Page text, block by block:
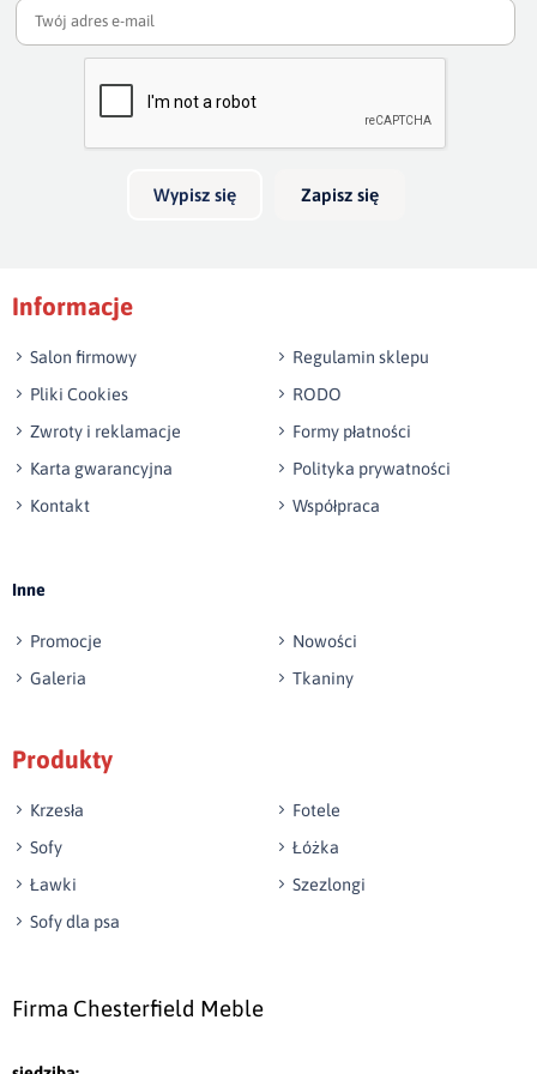
Wyślij opinię
Wypisz się Zapisz się
Informacje
Salon firmowy
Regulamin sklepu
Pliki Cookies
RODO
Zwroty i reklamacje
Formy płatności
Karta gwarancyjna
Polityka prywatności
Kontakt
Współpraca
Inne
Promocje
Nowości
Galeria
Tkaniny
Produkty
Krzesła
Fotele
Sofy
Łóżka
Ławki
Szezlongi
Sofy dla psa
Firma Chesterfield Meble